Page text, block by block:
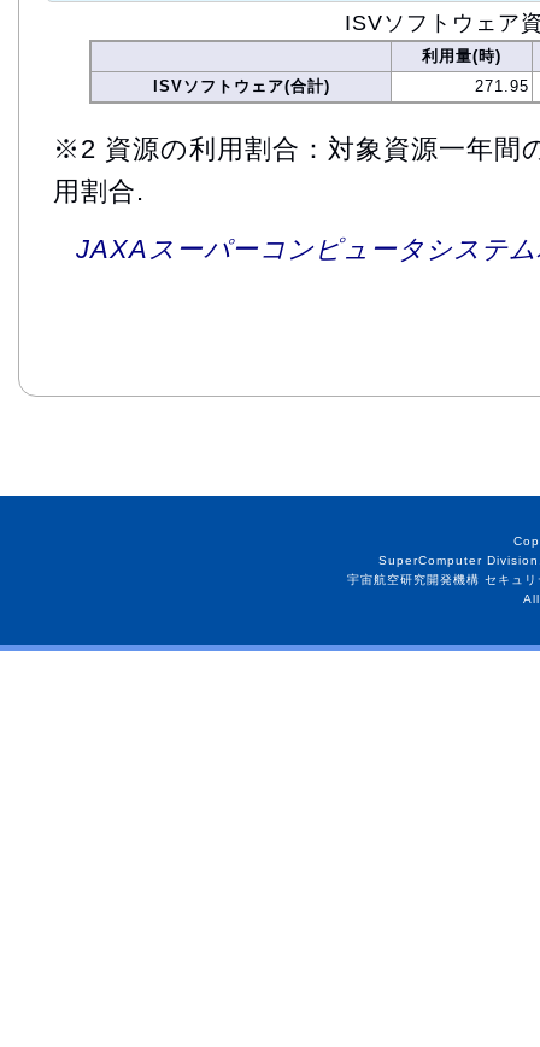
ISVソフトウェア
利用量(時)
ISVソフトウェア(合計)
271.95
※2 資源の利用割合：対象資源一年間
用割合.
JAXAスーパーコンピュータシステ
SuperComputer
宇宙航空研究開発機構 セキュ